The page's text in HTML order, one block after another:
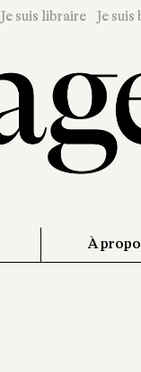
Je suis libraire Je
À